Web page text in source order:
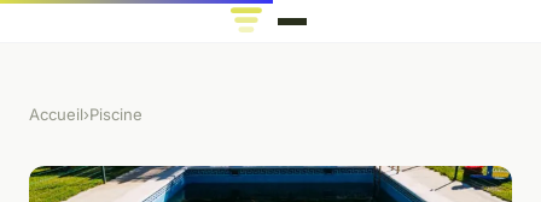
Accueil›Piscine